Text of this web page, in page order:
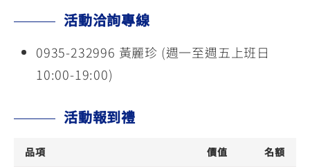
活動洽詢專線
0935-232996 黃麗珍 (週一至週五上班日
10:00-19:00)
活動報到禮
品項 價值 名額